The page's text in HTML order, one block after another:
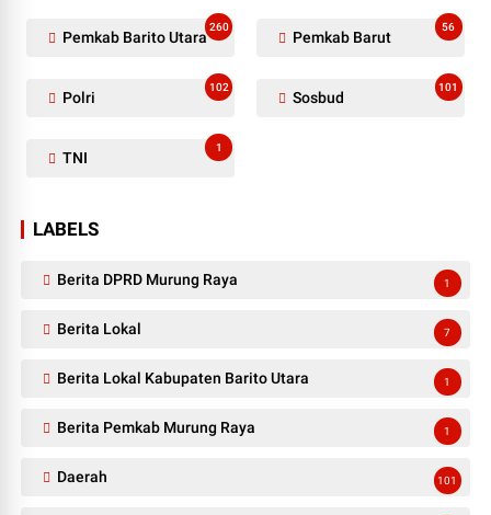
Pemkab Barito Utara
260
Pemkab Barut
56
Polri
102
Sosbud
101
TNI
1
LABELS
Berita DPRD Murung Raya 1
Berita Lokal 7
Berita Lokal Kabupaten Barito Utara 1
Berita Pemkab Murung Raya 1
Daerah 101